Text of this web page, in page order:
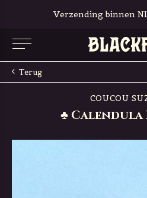
Verzending binnen
Terug
COUCOU
♣ Calendula